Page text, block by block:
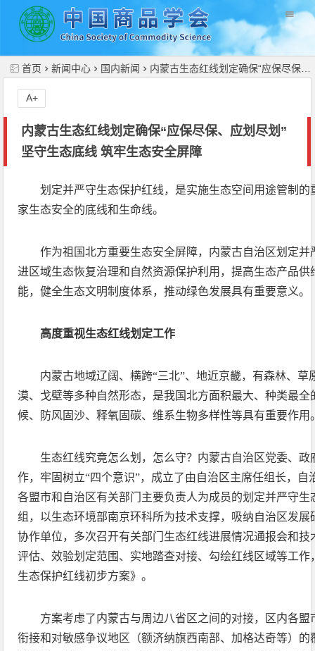
首页 新闻中心 国内新闻 内蒙古生态红线划定确保“应保尽保、应划尽划” 坚守生态底线 筑牢生态安全屏障
内蒙古生态红线划定确保“应保尽保、应划尽划”
坚守生态底线 筑牢生态安全屏障
A+
划定并严守生态保护红线，是实施生态空间用途管制
家生态安全的底线和生命线。
作为祖国北方重要生态安全屏障，内蒙古自治区划定
进区域生态恢复治理和自然资源保护利用，提高生态产品
能，健全生态文明制度体系，推动绿色发展具有重要意义。
高度重视生态红线划定工作
内蒙古地域辽阔、横跨“三北”、地近京畿，有森林、
漠、戈壁等多种自然形态，是我国北方面积最大、种类最
候、防风固沙、释氧固碳、维系生物多样性等具有重要作用
生态红线究竟怎么划，怎么守？内蒙古自治区党委、
作，牢固树立“四个意识”，成立了由自治区主席任组长，自
各盟市和自治区有关部门主要负责人为成员的划定并严守
组，以生态环境部南京环科所为技术支撑，吸纳自治区发展
协作单位，多次召开有关部门生态红线进展情况通报会和
评估、效验划定范围、实地踏查对接、勾绘红线区域等工作
生态保护红线初步方案》。
方案考虑了内蒙古与周边八省区之间的对接，区内各
衔接和对敏感争议地区（额济纳旗西南部、加格达奇等）